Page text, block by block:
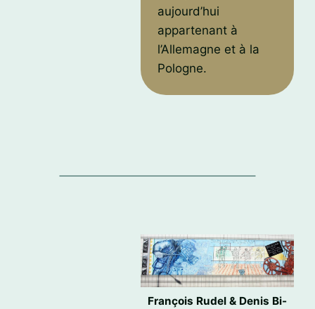
aujourd’hui
appartenant à
l’Allemagne et à la
Pologne.
François Rudel & Denis Bi-